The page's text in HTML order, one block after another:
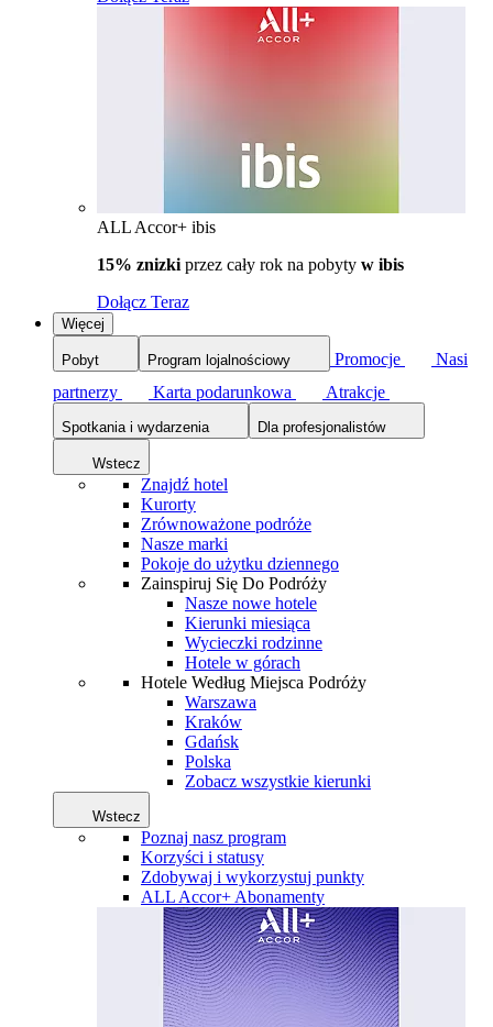
ALL Accor+ ibis
15% znizki przez cały rok na pobyty w ibis
Dołącz Teraz
Więcej
Pobyt Program lojalnościowy Promocje
Nasi
partnerzy
Karta podarunkowa Atrakcje
Spotkania i wydarzenia Dla profesjonalistów
Wstecz
Znajdź hotel
Kurorty
Zrównoważone podróże
Nasze marki
Pokoje do użytku dziennego
Zainspiruj Się Do Podróży
Nasze nowe hotele
Kierunki miesiąca
Wycieczki rodzinne
Hotele w górach
Hotele Według Miejsca Podróży
Warszawa
Kraków
Gdańsk
Polska
Zobacz wszystkie kierunki
Wstecz
Poznaj nasz program
Korzyści i statusy
Zdobywaj i wykorzystuj punkty
ALL Accor+ Abonamenty